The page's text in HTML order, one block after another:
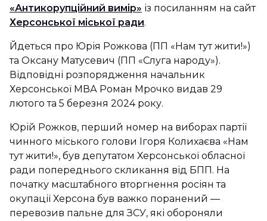
«Антикорупційний вимір» із посиланням на сайт
Херсонської міської ради.
Йдеться про Юрія Рожкова (ПП «Нам тут жити!»)
та Оксану Матусевич (ПП «Слуга народу»).
Відповідні розпорядження начальник
Херсонської МВА Роман Мрочко видав 29
лютого та 5 березня 2024 року.
Юрій Рожков, перший номер на виборах партії
чинного міського голови Ігоря Колихаєва «Нам
тут жити!», був депутатом Херсонської обласної
ради попереднього скликання від БПП. На
початку масштабного вторгнення росіян та
окупації Херсона був важко поранений —
перевозив пальне для ЗСУ, які обороняли